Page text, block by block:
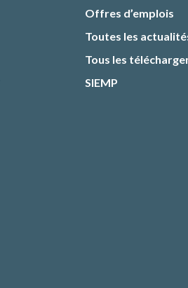
Offres d’emplois
Toutes les
Tous les
SIEMP